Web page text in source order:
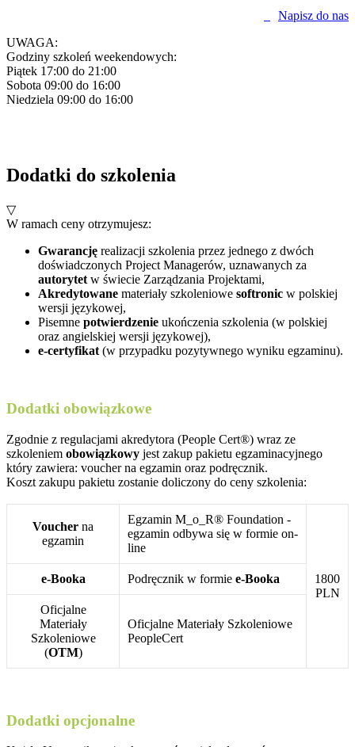
Napisz do nas
UWAGA:
Godziny szkoleń weekendowych:
Piątek 17:00 do 21:00
Sobota 09:00 do 16:00
Niedziela 09:00 do 16:00
Dodatki do szkolenia
▽
W ramach ceny otrzymujesz:
Gwarancję realizacji szkolenia przez jednego z dwóch
doświadczonych Project Managerów, uznawanych za
autorytet w świecie Zarządzania Projektami,
Akredytowane materiały szkoleniowe softronic w polskiej
wersji językowej,
Pisemne potwierdzenie ukończenia szkolenia (w polskiej
oraz angielskiej wersji językowej),
e-certyfikat (w przypadku pozytywnego wyniku egzaminu).
Dodatki obowiązkowe
Zgodnie z regulacjami akredytora (People Cert®) wraz ze
szkoleniem obowiązkowy jest zakup pakietu egzaminacyjnego
który zawiera: voucher na egzamin oraz podręcznik.
Koszt zakupu pakietu zostanie doliczony do ceny szkolenia:
Voucher na
egzamin
Egzamin M_o_R® Foundation -
egzamin odbywa się w formie on-
line
1800
PLN
e-Booka Podręcznik w formie e-Booka
Oficjalne
Materiały
Szkoleniowe
(OTM)
Oficjalne Materiały Szkoleniowe
PeopleCert
Dodatki opcjonalne